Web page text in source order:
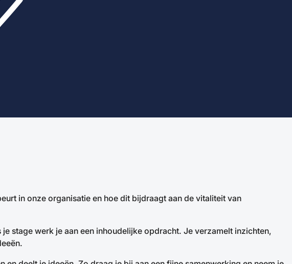
in onze organisatie en hoe dit bijdraagt aan de vitaliteit van
stage werk je aan een inhoudelijke opdracht. Je verzamelt inzichten,